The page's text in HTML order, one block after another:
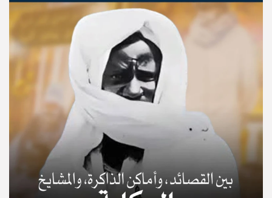
© Copyright 2025, APS